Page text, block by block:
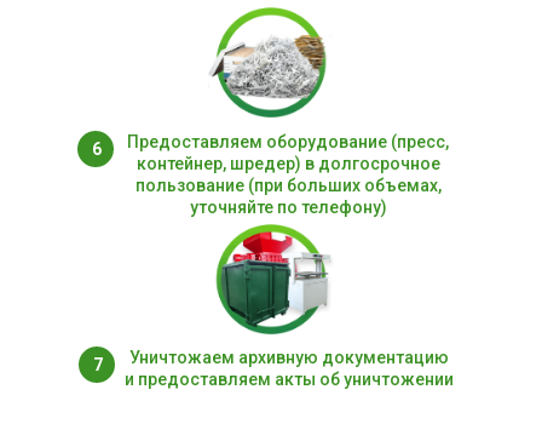
Предоставляем оборудование (пресс,
контейнер, шредер) в долгосрочное
пользование (при больших объемах,
уточняйте по телефону)
Уничтожаем архивную документацию
и предоставляем акты об уничтожении
7
6